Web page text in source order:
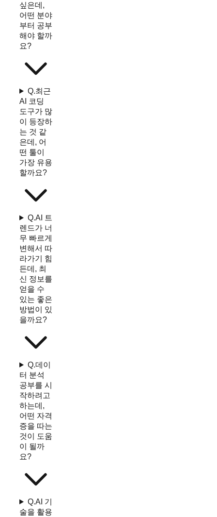
싶은데,
어떤 분야
부터 공부
해야 할까
요?
Q.최근
AI 코딩
도구가 많
이 등장하
는 것 같
은데, 어
떤 툴이
가장 유용
할까요?
Q.AI 트
렌드가 너
무 빠르게
변해서 따
라가기 힘
든데, 최
신 정보를
얻을 수
있는 좋은
방법이 있
을까요?
Q.데이
터 분석
공부를 시
작하려고
하는데,
어떤 자격
증을 따는
것이 도움
이 될까
요?
Q.AI 기
술을 활용